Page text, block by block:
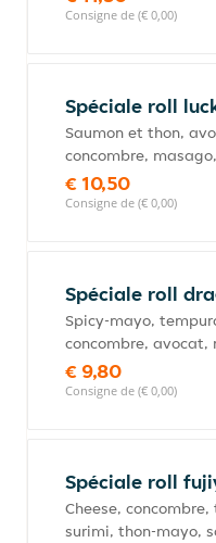
Consigne de (€ 0,00)
Spéciale roll
Saumon et thon,
concombre,
€ 10,50
Consigne de (€ 0,00)
Spéciale roll
Spicy-mayo,
concombre, avocat,
€ 9,80
Consigne de (€ 0,00)
Spéciale roll
Cheese,
surimi, thon-mayo,